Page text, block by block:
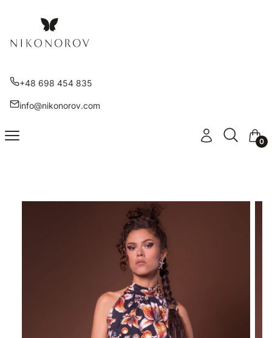
+48 698 454 835
info@nikonorov.com
Menu Zaloguj sięOtwórz
Szukaj